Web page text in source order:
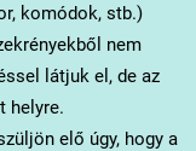
komódok, stb.)
nem
látjuk el, de az
helyre.
elő úgy, hogy a